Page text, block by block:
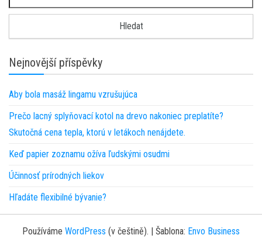
Nejnovější příspěvky
Aby bola masáž lingamu vzrušujúca
Prečo lacný splyňovací kotol na drevo nakoniec preplatíte?
Skutočná cena tepla, ktorú v letákoch nenájdete.
Keď papier zoznamu ožíva ľudskými osudmi
Účinnosť prírodných liekov
Hľadáte flexibilné bývanie?
Používáme WordPress (v češtině). Šablona: Envo Business